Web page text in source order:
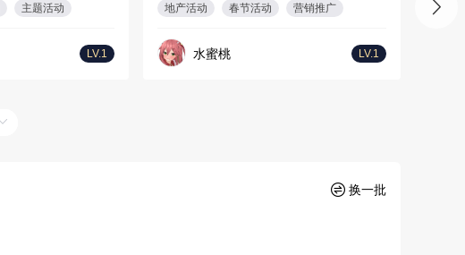
主题活动
LV.1
地产活动 春节活动 营销推广
水蜜桃 LV.1
换一批